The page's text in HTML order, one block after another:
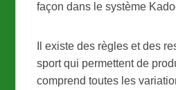
façon dans le système
Il existe des règles et des
sport qui permettent de
comprend toutes les